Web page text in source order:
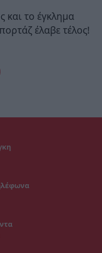
και το έγκλημα
έλαβε τέλος!